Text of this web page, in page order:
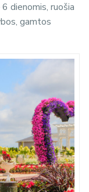
dienomis, ruošia
gamtos